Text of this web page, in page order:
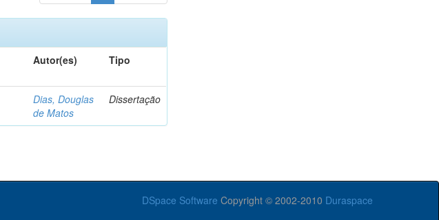
Autor(es) Tipo
Dias, Douglas
de Matos
Dissertação
DSpace Software Copyright © 2002-2010 Duraspace